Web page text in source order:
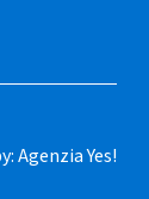
Agenzia Yes!